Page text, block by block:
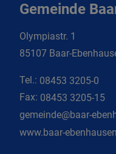
Gemeinde
Olympiastr. 1
85107 Baar-
Tel.: 08453 3205-0
Fax: 08453 3205-15
gemeinde@baar-
www.baar-